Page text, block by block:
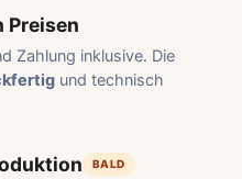
Preisen
Zahlung inklusive. Die
und technisch
BALD